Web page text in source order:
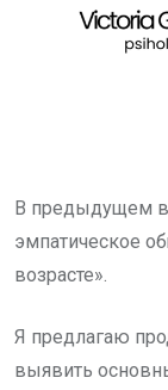
В предыдущем
эмпатическое
возрасте».
Я предлагаю
выявить